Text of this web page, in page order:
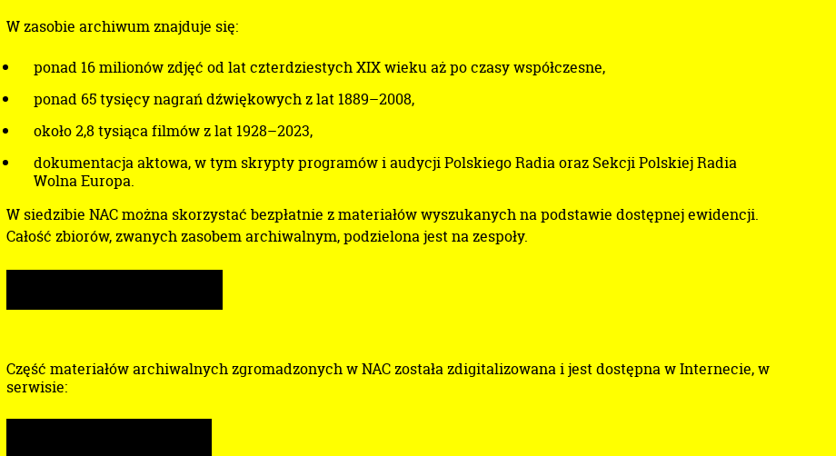
W zasobie archiwum znajduje się:
ponad 16 milionów zdjęć od lat czterdziestych XIX wieku aż po czasy współczesne,
ponad 65 tysięcy nagrań dźwiękowych z lat 1889–2008,
około 2,8 tysiąca filmów z lat 1928–2023,
dokumentacja aktowa, w tym skrypty programów i audycji Polskiego Radia oraz Sekcji Polskiej Radia
Wolna Europa.
W siedzibie NAC można skorzystać bezpłatnie z materiałów wyszukanych na podstawie dostępnej ewidencji.
Całość zbiorów, zwanych zasobem archiwalnym, podzielona jest na zespoły.
Część materiałów archiwalnych zgromadzonych w NAC została zdigitalizowana i jest dostępna w Internecie, w
serwisie: